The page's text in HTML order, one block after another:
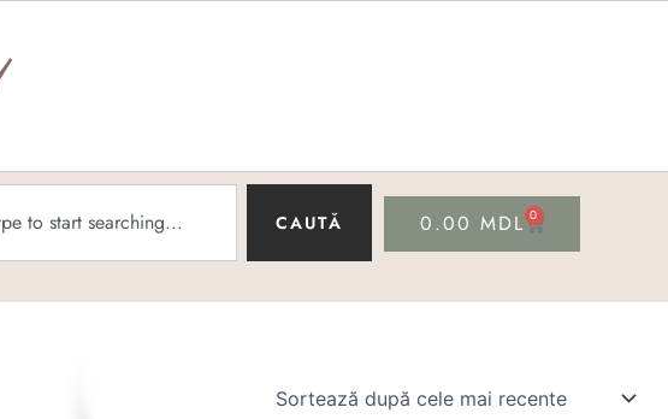
CAUTĂ 0.00MDL 0
CART